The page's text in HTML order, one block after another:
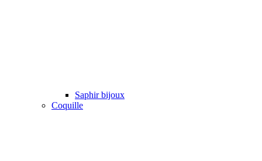
Saphir bijoux
Coquille